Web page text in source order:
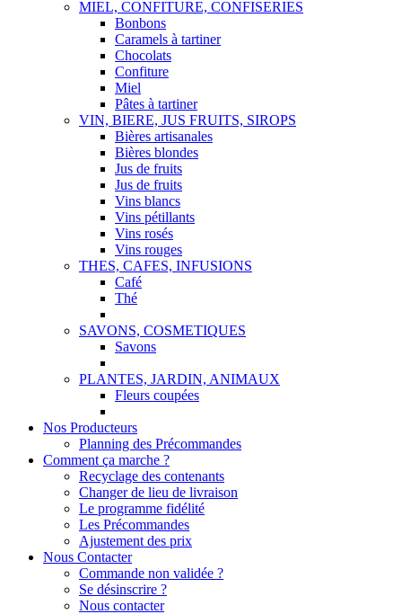
MIEL, CONFITURE, CONFISERIES
Bonbons
Caramels à tartiner
Chocolats
Confiture
Miel
Pâtes à tartiner
VIN, BIERE, JUS FRUITS, SIROPS
Bières artisanales
Bières blondes
Jus de fruits
Jus de fruits
Vins blancs
Vins pétillants
Vins rosés
Vins rouges
THES, CAFES, INFUSIONS
Café
Thé
SAVONS, COSMETIQUES
Savons
PLANTES, JARDIN, ANIMAUX
Fleurs coupées
Nos Producteurs
Planning des Précommandes
Comment ça marche ?
Recyclage des contenants
Changer de lieu de livraison
Le programme fidélité
Les Précommandes
Ajustement des prix
Nous Contacter
Commande non validée ?
Se désinscrire ?
Nous contacter